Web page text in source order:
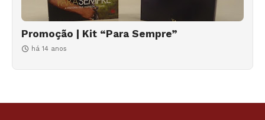
Promoção | Kit “Para Sempre”
há 14 anos